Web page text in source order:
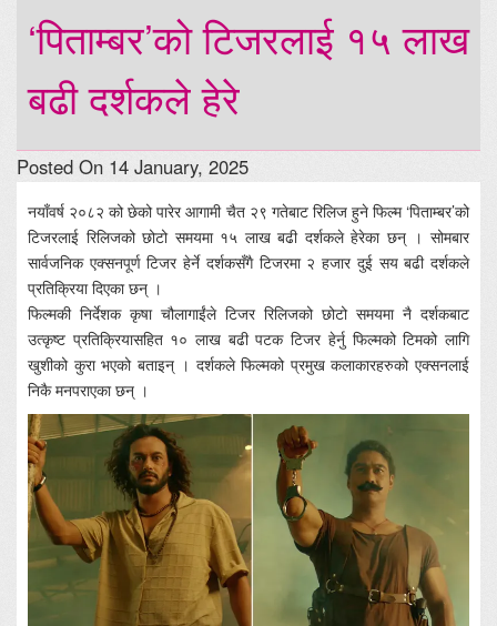
‘पिताम्बर’को टिजरलाई १५ लाख
बढी दर्शकले हेरे
Posted On 14 January, 2025
नयाँवर्ष २०८२ को छेको पारेर आगामी चैत २९ गतेबाट रिलिज हुने फिल्म ‘पिताम्बर’को
टिजरलाई रिलिजको छोटो समयमा १५ लाख बढी दर्शकले हेरेका छन् । सोमबार
सार्वजनिक एक्सनपूर्ण टिजर हेर्ने दर्शकसँगै टिजरमा २ हजार दुई सय बढी दर्शकले
प्रतिक्रिया दिएका छन् ।
फिल्मकी निर्देशक कृषा चौलागाईंले टिजर रिलिजको छोटो समयमा नै दर्शकबाट
उत्कृष्ट प्रतिक्रियासहित १० लाख बढी पटक टिजर हेर्नु फिल्मको टिमको लागि
खुशीको कुरा भएको बताइन् । दर्शकले फिल्मको प्रमुख कलाकारहरुको एक्सनलाई
निकै मनपराएका छन् ।